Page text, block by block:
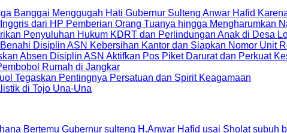
Banggai Menggugah Hati Gubernur Sulteng Anwar Hafid
dari HP Pemberian Orang Tuanya hingga Mengharumkan
Penyuluhan Hukum KDRT dan Perlindungan Anak di Desa
Disiplin ASN Kebersihan Kantor dan Siapkan Nomor Unit
Absen Disiplin ASN Aktifkan Pos Piket Darurat dan Perkuat
Rumah di Jangkar
Tegaskan Pentingnya Persatuan dan Spirit Keagamaan
di Tojo Una-Una